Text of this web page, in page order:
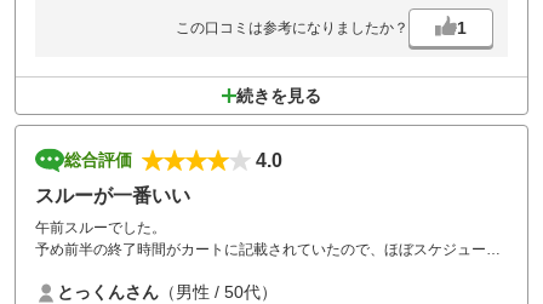
この口コミは参考になりましたか？ 1
続きを見る
総合評価
4.0
スルーが一番いい
午前スルーでした。
予め前半の終了時間がカートに記載されていたので、ほぼスケジュール
でくださいと何度か言われて我々もかなり気を悪くしました。集中力を
とっくんさん （男性 / 50代）